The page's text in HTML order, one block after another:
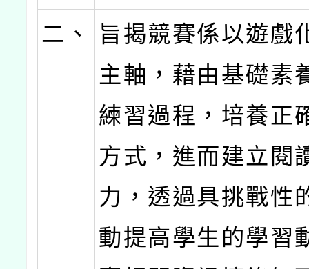
二、
旨揭競賽係以遊戲
主軸，藉由基礎素
練習過程，培養正
方式，進而建立閱
力，透過具挑戰性
動提高學生的學習